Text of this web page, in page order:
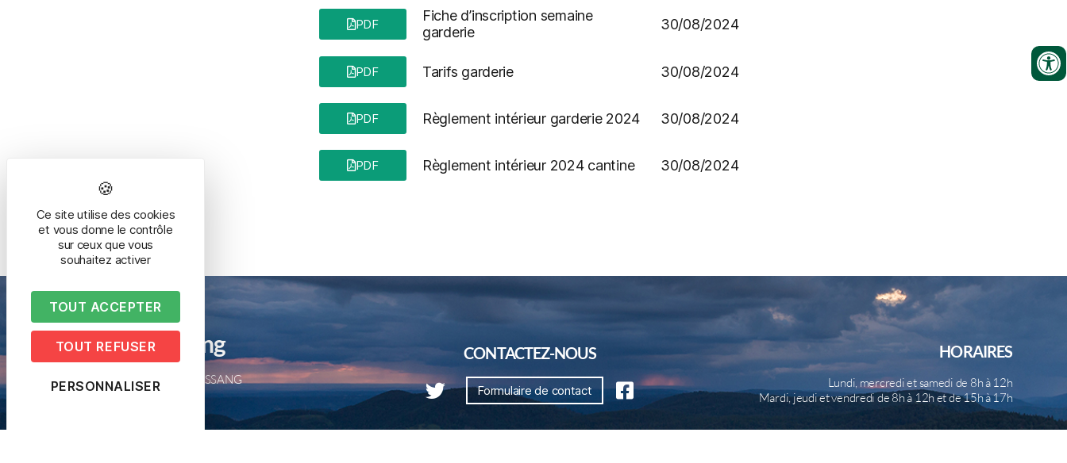
PDF
Fiche d’inscription semaine
garderie
30/08/2024
PDF Tarifs garderie 30/08/2024
PDF Règlement intérieur garderie 2024 30/08/2024
PDF Règlement intérieur 2024 cantine 30/08/2024
Mairie de Bussang
2 place de la mairie – 88540 BUSSANG
CONTACTEZ-NOUS
Formulaire de contact
HORAIRES
Lundi, mercredi et samedi de 8h à 12h
Mardi, jeudi et vendredi de 8h à 12h et de 15h à 17h
Ce site utilise des cookies
et vous donne le contrôle
sur ceux que vous
souhaitez activer
TOUT ACCEPTER
TOUT REFUSER
PERSONNALISER